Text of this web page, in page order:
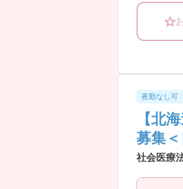
夜勤なし可
【北
募集
社会医療